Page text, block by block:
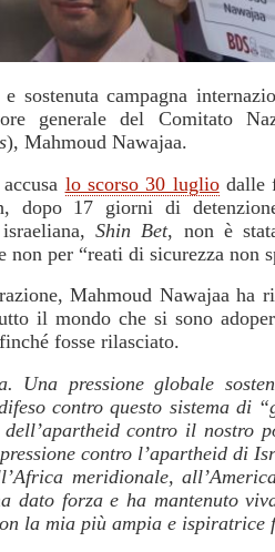
sostenuta campagna
generale del Comitato
), Mahmoud Nawajaa.
lo scorso 30 lugliodalle
dopo 17 giorni di
israeliana,Shin Bet, non è
per “reati di sicurezza non
Mahmoud Nawajaa ha
il mondo che si sono
fosse rilasciato.
Una pressione globale
contro questo sistema di
contro il nostro
contro l’apartheid di
meridionale,
dato forza e ha mantenuto
la mia più ampia e ispiratrice